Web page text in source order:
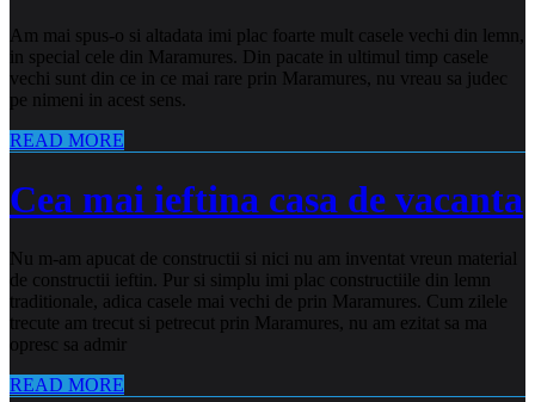
Am mai spus-o si altadata imi plac foarte mult casele vechi din lemn,
in special cele din Maramures. Din pacate in ultimul timp casele
vechi sunt din ce in ce mai rare prin Maramures, nu vreau sa judec
pe nimeni in acest sens.
READ MORE
Cea mai ieftina casa de vacanta
Nu m-am apucat de constructii si nici nu am inventat vreun material
de constructii ieftin. Pur si simplu imi plac constructiile din lemn
traditionale, adica casele mai vechi de prin Maramures. Cum zilele
trecute am trecut si petrecut prin Maramures, nu am ezitat sa ma
opresc sa admir
READ MORE